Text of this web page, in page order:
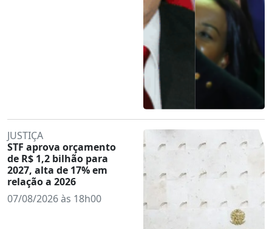
JUSTIÇA
STF aprova orçamento
de R$ 1,2 bilhão para
2027, alta de 17% em
relação a 2026
07/08/2026 às 18h00